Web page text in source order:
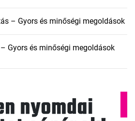
– Gyors és minőségi megoldások
Gyors és minőségi megoldások